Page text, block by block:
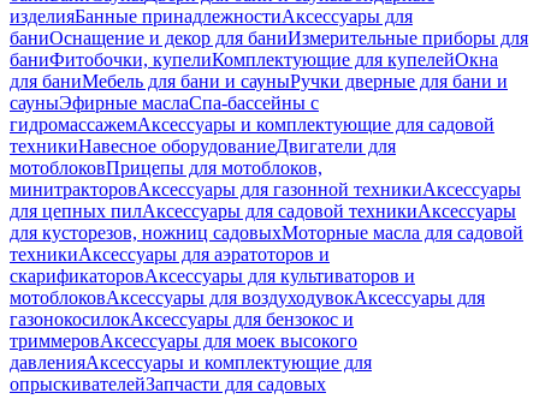
изделияБанные принадлежностиАксессуары для
баниОснащение и декор для баниИзмерительные приборы для
баниФитобочки, купелиКомплектующие для купелейОкна
для баниМебель для бани и сауныРучки дверные для бани и
сауныЭфирные маслаСпа-бассейны с
гидромассажемАксессуары и комплектующие для садовой
техникиНавесное оборудованиеДвигатели для
мотоблоковПрицепы для мотоблоков,
минитракторовАксессуары для газонной техникиАксессуары
для цепных пилАксессуары для садовой техникиАксессуары
для кусторезов, ножниц садовыхМоторные масла для садовой
техникиАксессуары для аэратоторов и
скарификаторовАксессуары для культиваторов и
мотоблоковАксессуары для воздуходувокАксессуары для
газонокосилокАксессуары для бензокос и
триммеровАксессуары для моек высокого
давленияАксессуары и комплектующие для
опрыскивателейЗапчасти для садовых